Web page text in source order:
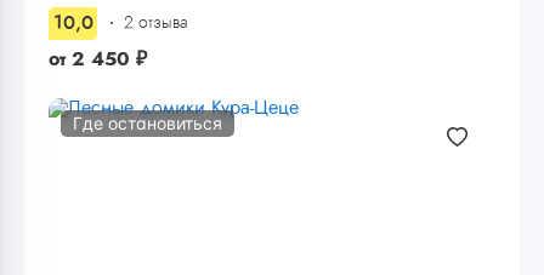
10,0 2 отзыва
от 2 450 ₽
Где остановиться